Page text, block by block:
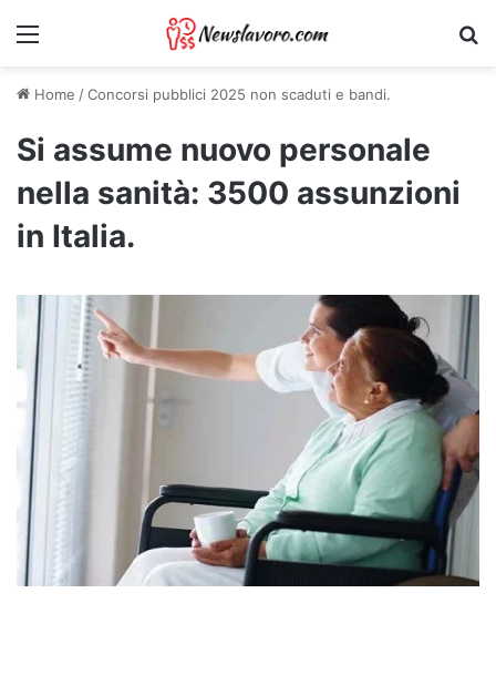
Menu
Home /Concorsi pubblici 2025 non scaduti e bandi.
Si assume nuovo personale
nella sanità: 3500 assunzioni
in Italia.